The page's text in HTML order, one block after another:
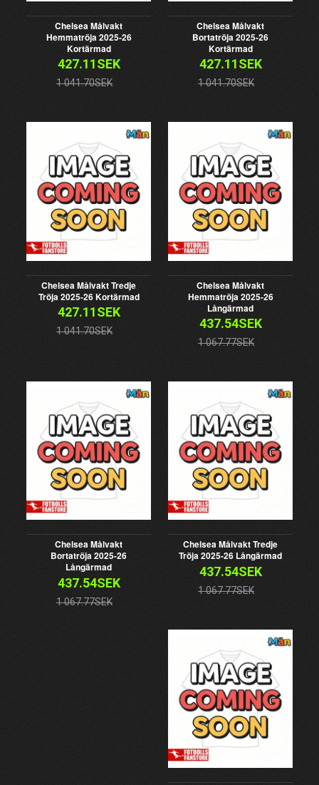
Chelsea Målvakt
Hemmatröja 2025-26
Kortärmad
427.11SEK
1 041.70SEK
Chelsea Målvakt
Bortatröja 2025-26
Kortärmad
427.11SEK
1 041.70SEK
Chelsea Målvakt Tredje
Tröja 2025-26 Kortärmad
427.11SEK
1 041.70SEK
Chelsea Målvakt
Hemmatröja 2025-26
Långärmad
437.54SEK
1 067.77SEK
Chelsea Målvakt
Bortatröja 2025-26
Långärmad
437.54SEK
1 067.77SEK
Chelsea Målvakt Tredje
Tröja 2025-26 Långärmad
437.54SEK
1 067.77SEK